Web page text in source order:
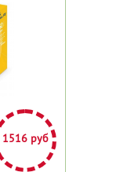
1516 руб